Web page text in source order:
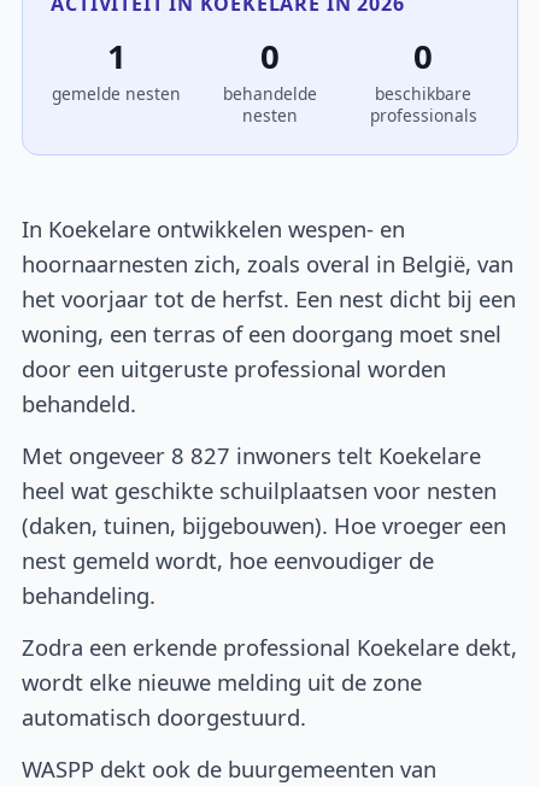
1
gemelde nesten
0
behandelde
nesten
0
beschikbare
professionals
In Koekelare ontwikkelen wespen- en
hoornaarnesten zich, zoals overal in België, van
het voorjaar tot de herfst. Een nest dicht bij een
woning, een terras of een doorgang moet snel
door een uitgeruste professional worden
behandeld.
Met ongeveer 8 827 inwoners telt Koekelare
heel wat geschikte schuilplaatsen voor nesten
(daken, tuinen, bijgebouwen). Hoe vroeger een
nest gemeld wordt, hoe eenvoudiger de
behandeling.
Zodra een erkende professional Koekelare dekt,
wordt elke nieuwe melding uit de zone
automatisch doorgestuurd.
WASPP dekt ook de buurgemeenten van